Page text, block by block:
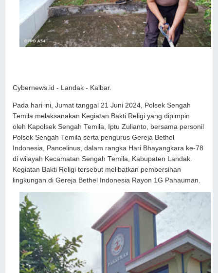
Cybernews.id - Landak - Kalbar.
Pada hari ini, Jumat tanggal 21 Juni 2024, Polsek Sengah
Temila melaksanakan Kegiatan Bakti Religi yang dipimpin
oleh Kapolsek Sengah Temila, Iptu Zulianto, bersama personil
Polsek Sengah Temila serta pengurus Gereja Bethel
Indonesia, Pancelinus, dalam rangka Hari Bhayangkara ke-78
di wilayah Kecamatan Sengah Temila, Kabupaten Landak.
Kegiatan Bakti Religi tersebut melibatkan pembersihan
lingkungan di Gereja Bethel Indonesia Rayon 1G Pahauman.